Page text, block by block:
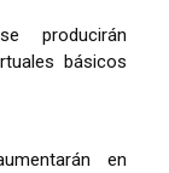
se producirán
básicos
en